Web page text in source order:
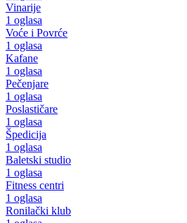
Vinarije
1 oglasa
Voće i Povrće
1 oglasa
Kafane
1 oglasa
Pečenjare
1 oglasa
Poslastičare
1 oglasa
Špedicija
1 oglasa
Baletski studio
1 oglasa
Fitness centri
1 oglasa
Ronilački klub